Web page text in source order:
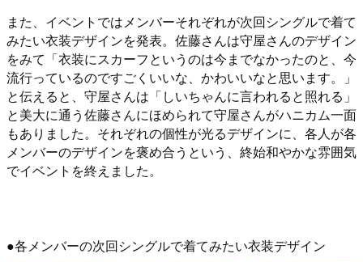
また、イベントではメンバーそれぞれが次回シングルで着て
みたい衣装デザインを発表。佐藤さんは守屋さんのデザイン
をみて「衣装にスカーフというのは今までなかったのと、今
流行っているのですごくいいな、かわいいなと思います。」
と伝えると、守屋さんは「しいちゃんに言われると照れる」
と美大に通う佐藤さんにほめられて守屋さんがハニカム一面
もありました。それぞれの個性が光るデザインに、各人が各
メンバーのデザインを褒め合うという、終始和やかな雰囲気
でイベントを終えました。
●各メンバーの次回シングルで着てみたい衣装デザイン